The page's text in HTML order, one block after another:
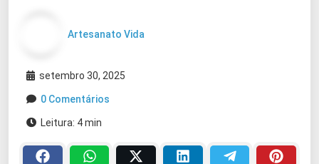
Artesanato Vida
setembro 30, 2025
0 Comentários
Leitura: 4 min